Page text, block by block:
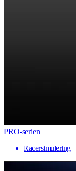
PRO-serien
Racersimulering